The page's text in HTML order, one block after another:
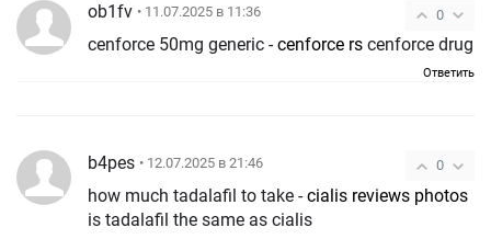
0
ob1fv • 11.07.2025 в 11:36
cenforce 50mg generic -cenforce rs cenforce drug
Ответить
0
b4pes • 12.07.2025 в 21:46
how much tadalafil to take -cialis reviews photos
is tadalafil the same as cialis